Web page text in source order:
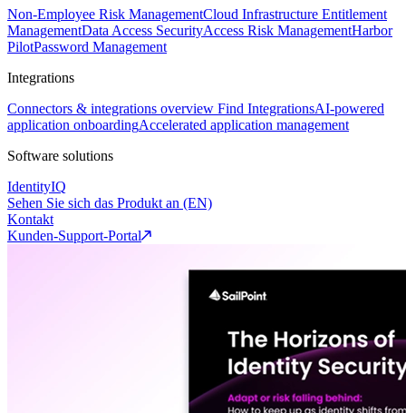
Non-Employee Risk ManagementCloud Infrastructure Entitlement
ManagementData Access SecurityAccess Risk ManagementHarbor
PilotPassword Management
Integrations
Connectors & integrations overview Find IntegrationsAI-powered
application onboardingAccelerated application management
Software solutions
IdentityIQ
Sehen Sie sich das Produkt an (EN)
Kontakt
Kunden-Support-Portal